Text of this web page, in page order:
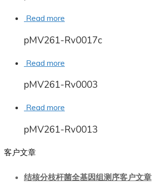
Read more
pMV261-Rv0017c
Read more
pMV261-Rv0003
Read more
pMV261-Rv0013
客户文章
结核分枝杆菌全基因组测序客户文章